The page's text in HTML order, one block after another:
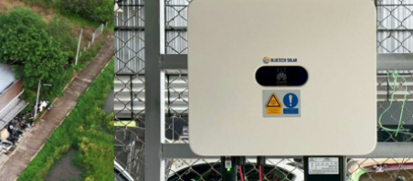
ลล์ อู่โก้ การาจ ลำปาง ระบบ On-grid 20KW